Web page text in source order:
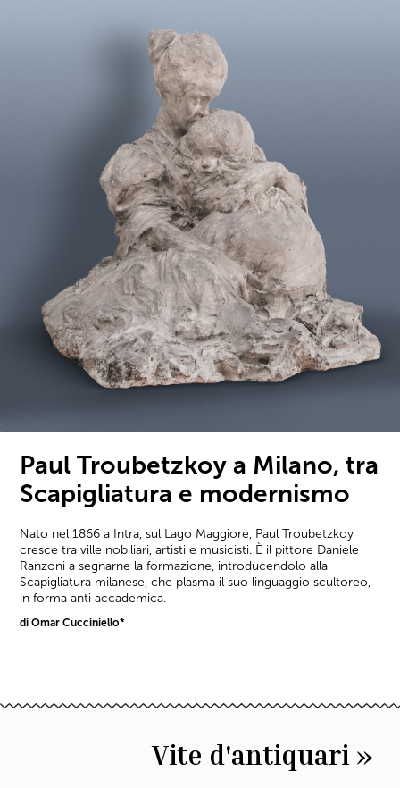
Paul Troubetzkoy a Milano, tra
Scapigliatura e modernismo
Nato nel 1866 a Intra, sul Lago Maggiore, Paul Troubetzkoy
cresce tra ville nobiliari, artisti e musicisti. È il pittore Daniele
Ranzoni a segnarne la formazione, introducendolo alla
Scapigliatura milanese, che plasma il suo linguaggio scultoreo,
in forma anti accademica.
di Omar Cucciniello*
Vite d'antiquari »